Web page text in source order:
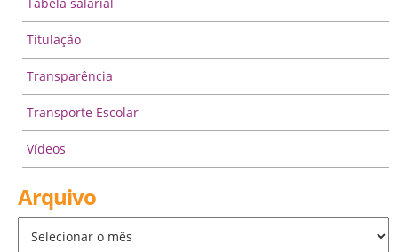
Titulação
Transparência
Transporte Escolar
Vídeos
Arquivo